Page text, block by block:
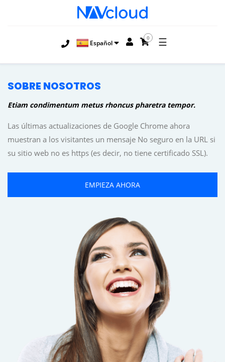
Español
0 ☰
SOBRE NOSOTROS
Etiam condimentum metus rhoncus pharetra tempor.
Las últimas actualizaciones de Google Chrome ahora
muestran a los visitantes un mensaje No seguro en la URL si
su sitio web no es https (es decir, no tiene certificado SSL).
EMPIEZA AHORA